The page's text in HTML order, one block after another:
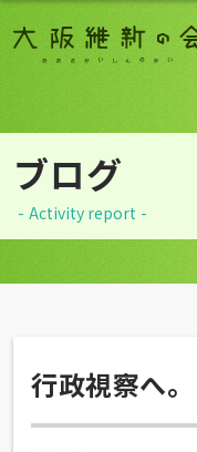
ブログ
Activity report
行政視察へ。